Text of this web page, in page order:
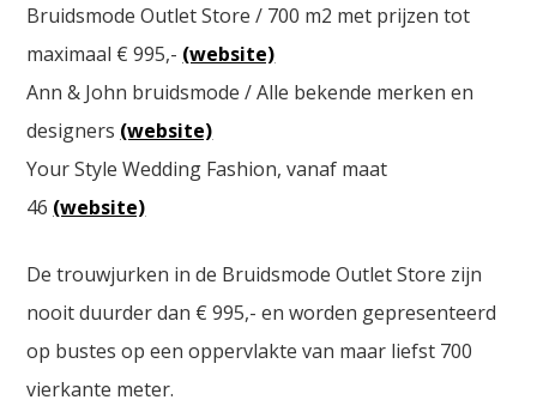
Bruidsmode Outlet Store / 700 m2 met prijzen tot
maximaal € 995,- (website)
Ann & John bruidsmode / Alle bekende merken en
designers (website)
Your Style Wedding Fashion, vanaf maat
46 (website)
De trouwjurken in de Bruidsmode Outlet Store zijn
nooit duurder dan € 995,- en worden gepresenteerd
op bustes op een oppervlakte van maar liefst 700
vierkante meter.